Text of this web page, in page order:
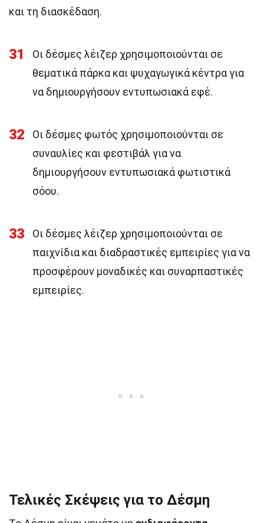
και τη διασκέδαση.
31
Οι δέσμες λέιζερ χρησιμοποιούνται σε
θεματικά πάρκα και ψυχαγωγικά κέντρα για
να δημιουργήσουν εντυπωσιακά εφέ.
32
Οι δέσμες φωτός χρησιμοποιούνται σε
συναυλίες και φεστιβάλ για να
δημιουργήσουν εντυπωσιακά φωτιστικά
σόου.
33
Οι δέσμες λέιζερ χρησιμοποιούνται σε
παιχνίδια και διαδραστικές εμπειρίες για να
προσφέρουν μοναδικές και συναρπαστικές
εμπειρίες.
Τελικές Σκέψεις για το Δέσμη